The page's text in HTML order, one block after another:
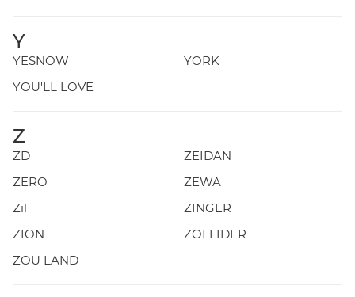
Y
YESNOW
YORK
YOU'LL LOVE
Z
ZD
ZEIDAN
ZERO
ZEWA
Zil
ZINGER
ZION
ZOLLIDER
ZOU LAND